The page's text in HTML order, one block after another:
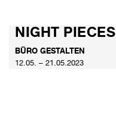
NIGHT PIECES
BÜRO GESTALTEN
12.05. – 21.05.2023